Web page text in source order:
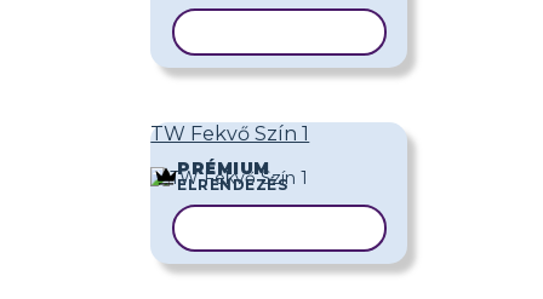
TW Fekvő Szín 1
PRÉMIUM
ELRENDEZÉS